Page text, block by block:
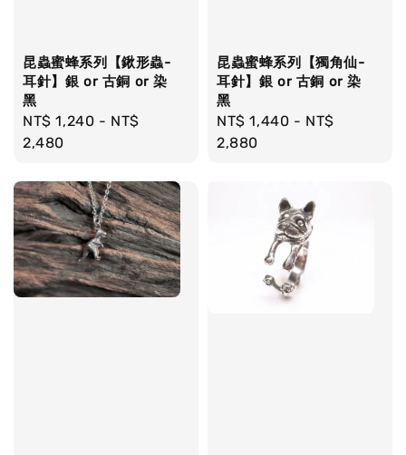
昆蟲蜜蜂系列【鍬形蟲-
耳針】銀 or 古銅 or 染
黑
Regular
price
NT$ 1,240 - NT$
2,480
昆蟲蜜蜂系列【獨角仙-
耳針】銀 or 古銅 or 染
黑
Regular
price
NT$ 1,440 - NT$
2,880